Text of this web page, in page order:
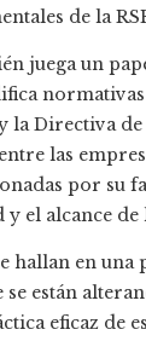
de la
juega un
la Directiva
las
por su
y el alcance
hallan en
están
eficaz de